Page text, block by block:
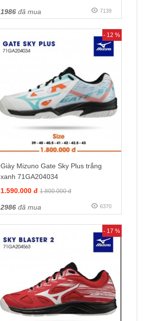
1986đã mua 7139
- 12 %
Giày Mizuno Gate Sky Plus trắng
xanh 71GA204034
1.590.000 đ 1.800.000 đ
2986đã mua 6370
- 17 %